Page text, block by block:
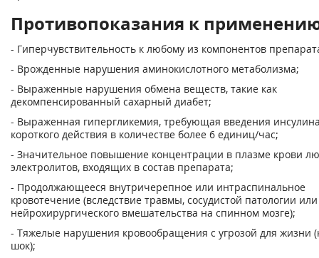
Противопоказания к
- Гиперчувствительность к любому из компонентов
- Врожденные нарушения аминокислотного метаболизма;
- Выраженные нарушения обмена веществ, такие как
декомпенсированный сахарный диабет;
- Выраженная гипергликемия, требующая введения
короткого действия в количестве более 6 единиц/час;
- Значительное повышение концентрации в плазме крови
электролитов, входящих в состав препарата;
- Продолжающееся внутричерепное или интраспинальное
кровотечение (вследствие травмы, сосудистой патологии или
нейрохирургического вмешательства на спинном мозге);
- Тяжелые нарушения кровообращения с угрозой для жизни
шок);